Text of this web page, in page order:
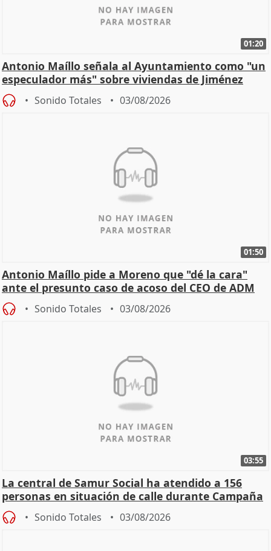
01:20
Antonio Maíllo señala al Ayuntamiento como "un
especulador más" sobre viviendas de Jiménez
Becerril
Sonido Totales 03/08/2026
01:50
Antonio Maíllo pide a Moreno que "dé la cara"
ante el presunto caso de acoso del CEO de ADM
Sonido Totales 03/08/2026
03:55
La central de Samur Social ha atendido a 156
personas en situación de calle durante Campaña
de Calor
Sonido Totales 03/08/2026